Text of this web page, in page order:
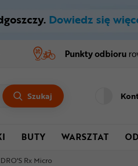
Dowiedz się
Punkty odbioru
Szukaj
BUTY WARSZTAT
Rx Micro